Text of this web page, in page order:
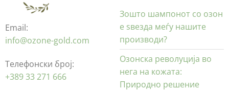
Email:
info@ozone-gold.com
Телефонски број:
+389 33 271 666
Зошто шампонот со озон
е ѕвезда меѓу нашите
производи?
Озонска револуција во
нега на кожата:
Природно решение